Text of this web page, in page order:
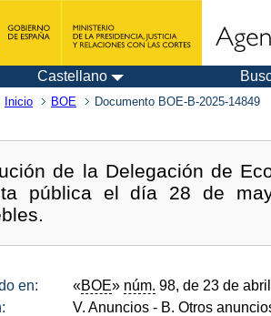
Castellano
Inicio BOE Documento BOE-B-2025-14849
de la Delegación de
pública el día 28 de
en: «BOE» núm. 98, de 23 de
V. Anuncios - B. Otros